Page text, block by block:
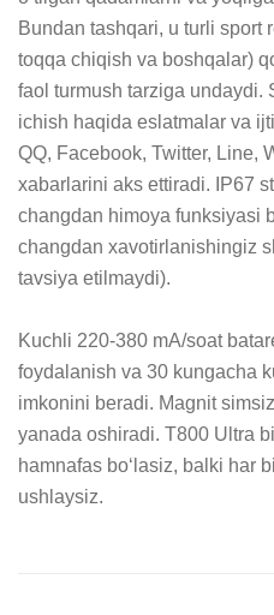
Bundan tashqari, u turli sport
toqqa chiqish va boshqalar)
faol turmush tarziga undaydi.
ichish haqida eslatmalar va
QQ, Facebook, Twitter, Line,
xabarlarini aks ettiradi. IP67
changdan himoya funksiyasi
changdan xavotirlanishingiz
tavsiya etilmaydi).
Kuchli 220-380 mA/soat
foydalanish va 30 kungacha
imkonini beradi. Magnit
yanada oshiradi. T800 Ultra
hamnafas bo‘lasiz, balki har
ushlaysiz.